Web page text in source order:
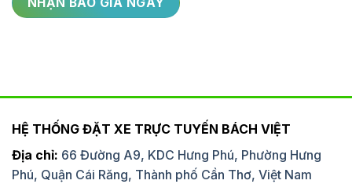
HỆ THỐNG ĐẶT XE TRỰC TUYẾN BÁCH VIỆT
Địa chỉ: 66 Đường A9, KDC Hưng Phú, Phường Hưng
Phú, Quận Cái Răng, Thành phố Cần Thơ, Việt Nam